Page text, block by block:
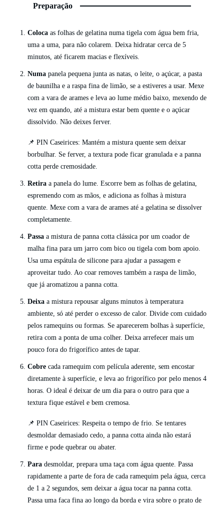
Preparação
Coloca as folhas de gelatina numa tigela com água bem fria,
uma a uma, para não colarem. Deixa hidratar cerca de 5
minutos, até ficarem macias e flexíveis.
Numa panela pequena junta as natas, o leite, o açúcar, a pasta
de baunilha e a raspa fina de limão, se a estiveres a usar. Mexe
com a vara de arames e leva ao lume médio baixo, mexendo de
vez em quando, até a mistura estar bem quente e o açúcar
dissolvido. Não deixes ferver.
📌 PIN Caseirices: Mantém a mistura quente sem deixar
borbulhar. Se ferver, a textura pode ficar granulada e a panna
cotta perde cremosidade.
Retira a panela do lume. Escorre bem as folhas de gelatina,
espremendo com as mãos, e adiciona as folhas à mistura
quente. Mexe com a vara de arames até a gelatina se dissolver
completamente.
Passa a mistura de panna cotta clássica por um coador de
malha fina para um jarro com bico ou tigela com bom apoio.
Usa uma espátula de silicone para ajudar a passagem e
aproveitar tudo. Ao coar removes também a raspa de limão,
que já aromatizou a panna cotta.
Deixa a mistura repousar alguns minutos à temperatura
ambiente, só até perder o excesso de calor. Divide com cuidado
pelos ramequins ou formas. Se aparecerem bolhas à superfície,
retira com a ponta de uma colher. Deixa arrefecer mais um
pouco fora do frigorífico antes de tapar.
Cobre cada ramequim com película aderente, sem encostar
diretamente à superfície, e leva ao frigorífico por pelo menos 4
horas. O ideal é deixar de um dia para o outro para que a
textura fique estável e bem cremosa.
📌 PIN Caseirices: Respeita o tempo de frio. Se tentares
desmoldar demasiado cedo, a panna cotta ainda não estará
firme e pode quebrar ou abater.
Para desmoldar, prepara uma taça com água quente. Passa
rapidamente a parte de fora de cada ramequim pela água, cerca
de 1 a 2 segundos, sem deixar a água tocar na panna cotta.
Passa uma faca fina ao longo da borda e vira sobre o prato de